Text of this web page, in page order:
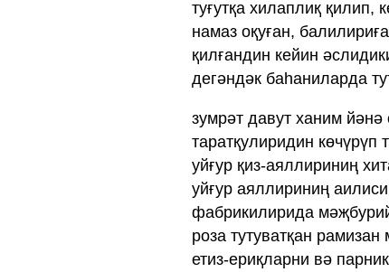
туғутқа хилаплиқ қилип,
намаз оқуған,
қилғандин кейин
дегәндәк баһаниларда
зумрәт давут ханим
таратқулиридин көчүрүп
уйғур қиз-аяллириниң
уйғур аяллириниң
фабрикилирида
роза тутуватқан
етиз-ериқларни вә